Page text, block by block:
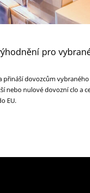
pro
přináší dovozcům
nebo nulové dovozní clo a
EU.